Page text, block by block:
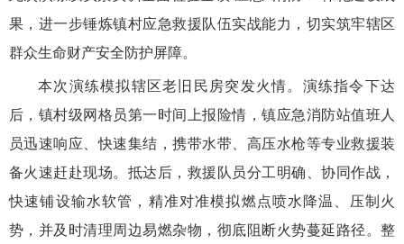
果，进一步锤炼镇村应急救援队伍实战能力，切实筑牢辖区
群众生命财产安全防护屏障。
本次演练模拟辖区老旧民房突发火情。演练指令下达
后，镇村级网格员第一时间上报险情，镇应急消防站值班人
员迅速响应、快速集结，携带水带、高压水枪等专业救援装
备火速赶赴现场。抵达后，救援队员分工明确、协同作战，
快速铺设输水软管，精准对准模拟燃点喷水降温、压制火
势，并及时清理周边易燃杂物，彻底阻断火势蔓延路径。整